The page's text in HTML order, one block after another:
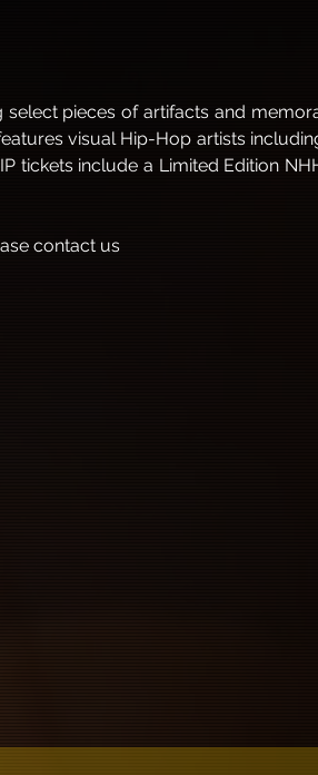
pieces of artifacts and
visual Hip-Hop artists
tickets include a Limited Edition
contact us